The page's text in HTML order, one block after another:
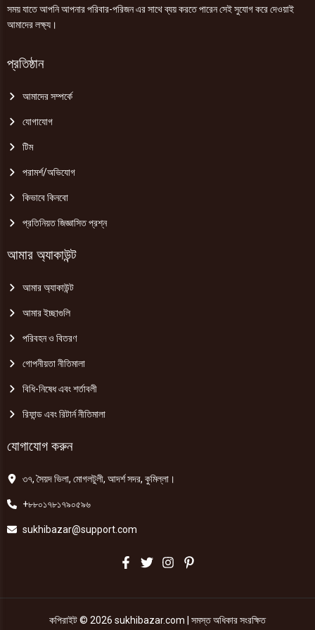
সময় যাতে আপনি আপনার পরিবার-পরিজন এর সাথে ব্যয় করতে পারেন সেই সুযোগ করে দেওয়াই
আমাদের লক্ষ্য।
প্রতিষ্ঠান
আমাদের সম্পর্কে
যোগাযোগ
টিম
পরামর্শ/অভিযোগ
কিভাবে কিনবো
প্রতিনিয়ত জিজ্ঞাসিত প্রশ্ন
আমার অ্যাকাউন্ট
আমার অ্যাকাউন্ট
আমার ইচ্ছাগুলি
পরিবহন ও বিতরণ
গোপনীয়তা নীতিমালা
বিধি-নিষেধ এবং শর্তাবলী
রিফান্ড এবং রিটার্ন নীতিমালা
যোগাযোগ করুন
৩৭, সৈয়দ ভিলা, মোগলটুলী, আদর্শ সদর, কুমিল্লা।
+৮৮০১৭৮১৭৯০৫৯৬
sukhibazar@support.com
কপিরাইট © 2026 sukhibazar.com | সমস্ত অধিকার সংরক্ষিত